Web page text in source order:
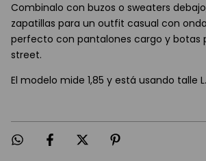
Combinalo con buzos o sweaters
zapatillas para un outfit casual con
perfecto con pantalones cargo y botas
street.
El modelo mide 1,85 y está usando talle L.